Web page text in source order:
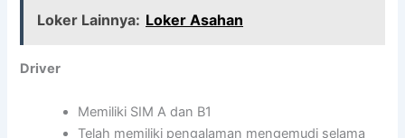
Loker Lainnya: Loker Asahan
Driver
Memiliki SIM A dan B1
Telah memiliki pengalaman mengemudi selama